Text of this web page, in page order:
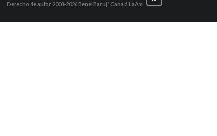
Derecho de autor 2003-2026Benei Baruj ‘ Cabalá LaAm